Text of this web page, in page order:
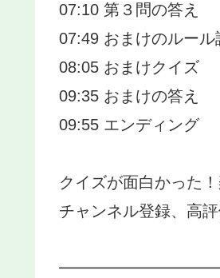
07:10 第３問の答え
07:49 おまけのルール
08:05 おまけクイズ
09:35 おまけの答え
09:55 エンディング
クイズが面白かった
チャンネル登録、高